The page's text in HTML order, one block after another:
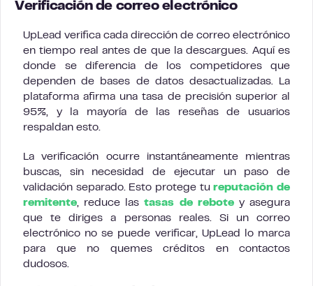
Verificación de correo electrónico
UpLead verifica cada dirección de correo electrónico
en tiempo real antes de que la descargues. Aquí es
donde se diferencia de los competidores que
dependen de bases de datos desactualizadas. La
plataforma afirma una tasa de precisión superior al
95%, y la mayoría de las reseñas de usuarios
respaldan esto.
La verificación ocurre instantáneamente mientras
buscas, sin necesidad de ejecutar un paso de
validación separado. Esto protege tureputación de
remitente, reduce lastasas de rebotey asegura
que te diriges a personas reales. Si un correo
electrónico no se puede verificar, UpLead lo marca
para que no quemes créditos en contactos
dudosos.